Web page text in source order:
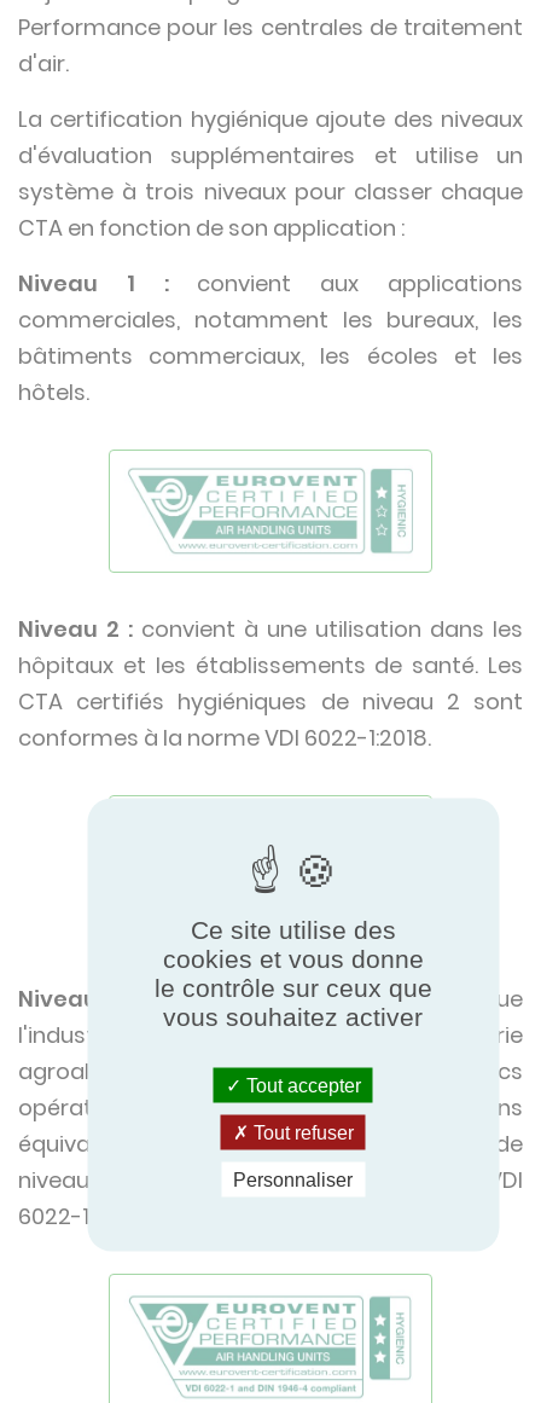
Performance pour les centrales de traitement
d'air.
La certification hygiénique ajoute des niveaux
d'évaluation supplémentaires et utilise un
système à trois niveaux pour classer chaque
CTA en fonction de son application :
Niveau 1 :convient aux applications
commerciales, notamment les bureaux, les
bâtiments commerciaux, les écoles et les
hôtels.
Niveau 2 : convient à une utilisation dans les
hôpitaux et les établissements de santé. Les
CTA certifiés hygiéniques de niveau 2 sont
conformes à la norme VDI 6022-1:2018.
Niveau 3 :
convient aux applications telles que
l'industrie pharmaceutique, l'industrie
agroalimentaire, les salles blanches, les blocs
opératoires et autres applications
équivalentes. Les CTA hygiéniques certifiés de
niveau 3 sont conformes aux normes VDI
6022-1:2018 et DIN 1946-4:2018.
Ce site utilise des
cookies et vous donne
le contrôle sur ceux que
vous souhaitez activer
Tout accepter
Tout refuser
Personnaliser